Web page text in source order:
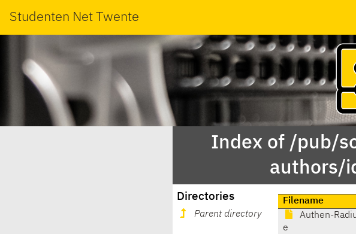
Studenten Net Twente
Index of /pub/
authors/
Directories
Parent directory
Filename
Authen-
e